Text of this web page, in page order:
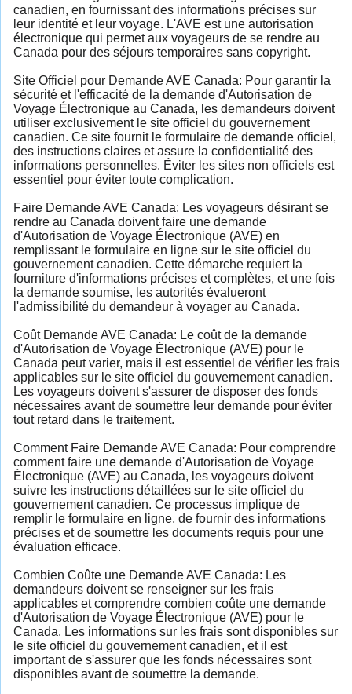
canadien, en fournissant des informations précises sur
leur identité et leur voyage. L'AVE est une autorisation
électronique qui permet aux voyageurs de se rendre au
Canada pour des séjours temporaires sans copyright.
Site Officiel pour Demande AVE Canada: Pour garantir la
sécurité et l'efficacité de la demande d'Autorisation de
Voyage Électronique au Canada, les demandeurs doivent
utiliser exclusivement le site officiel du gouvernement
canadien. Ce site fournit le formulaire de demande officiel,
des instructions claires et assure la confidentialité des
informations personnelles. Éviter les sites non officiels est
essentiel pour éviter toute complication.
Faire Demande AVE Canada: Les voyageurs désirant se
rendre au Canada doivent faire une demande
d'Autorisation de Voyage Électronique (AVE) en
remplissant le formulaire en ligne sur le site officiel du
gouvernement canadien. Cette démarche requiert la
fourniture d'informations précises et complètes, et une fois
la demande soumise, les autorités évalueront
l'admissibilité du demandeur à voyager au Canada.
Coût Demande AVE Canada: Le coût de la demande
d'Autorisation de Voyage Électronique (AVE) pour le
Canada peut varier, mais il est essentiel de vérifier les frais
applicables sur le site officiel du gouvernement canadien.
Les voyageurs doivent s'assurer de disposer des fonds
nécessaires avant de soumettre leur demande pour éviter
tout retard dans le traitement.
Comment Faire Demande AVE Canada: Pour comprendre
comment faire une demande d'Autorisation de Voyage
Électronique (AVE) au Canada, les voyageurs doivent
suivre les instructions détaillées sur le site officiel du
gouvernement canadien. Ce processus implique de
remplir le formulaire en ligne, de fournir des informations
précises et de soumettre les documents requis pour une
évaluation efficace.
Combien Coûte une Demande AVE Canada: Les
demandeurs doivent se renseigner sur les frais
applicables et comprendre combien coûte une demande
d'Autorisation de Voyage Électronique (AVE) pour le
Canada. Les informations sur les frais sont disponibles sur
le site officiel du gouvernement canadien, et il est
important de s'assurer que les fonds nécessaires sont
disponibles avant de soumettre la demande.